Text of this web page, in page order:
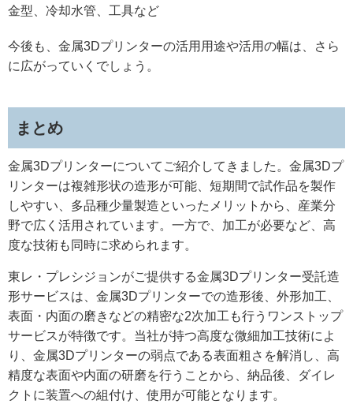
金型、冷却水管、工具など
今後も、金属3Dプリンターの活用用途や活用の幅は、さら
に広がっていくでしょう。
まとめ
金属3Dプリンターについてご紹介してきました。金属3Dプ
リンターは複雑形状の造形が可能、短期間で試作品を製作
しやすい、多品種少量製造といったメリットから、産業分
野で広く活用されています。一方で、加工が必要など、高
度な技術も同時に求められます。
東レ・プレシジョンがご提供する金属3Dプリンター受託造
形サービスは、金属3Dプリンターでの造形後、外形加工、
表面・内面の磨きなどの精密な2次加工も行うワンストップ
サービスが特徴です。当社が持つ高度な微細加工技術によ
り、金属3Dプリンターの弱点である表面粗さを解消し、高
精度な表面や内面の研磨を行うことから、納品後、ダイレ
クトに装置への組付け、使用が可能となります。